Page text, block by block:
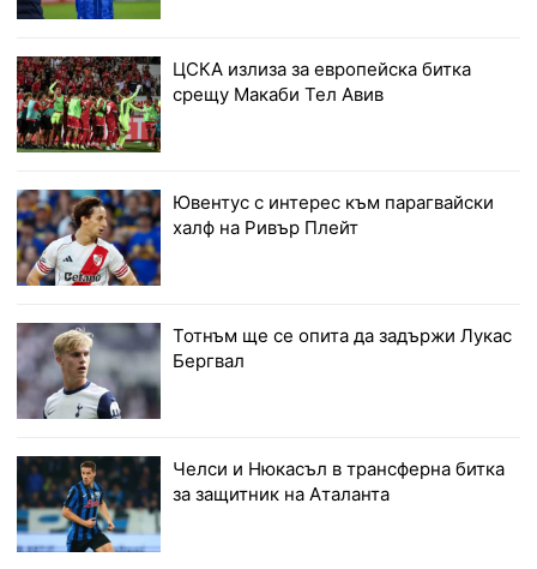
ЦСКА излиза за европейска битка
срещу Макаби Тел Авив
Ювентус с интерес към парагвайски
халф на Ривър Плейт
Тотнъм ще се опита да задържи Лукас
Бергвал
Челси и Нюкасъл в трансферна битка
за защитник на Аталанта